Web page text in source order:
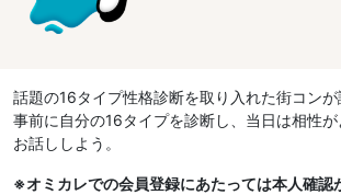
話題の16タイプ性格診断を取り入れた街コンが
事前に自分の16タイプを診断し、当日は相性
お話ししよう。
※オミカレでの会員登録にあたっては本人確認